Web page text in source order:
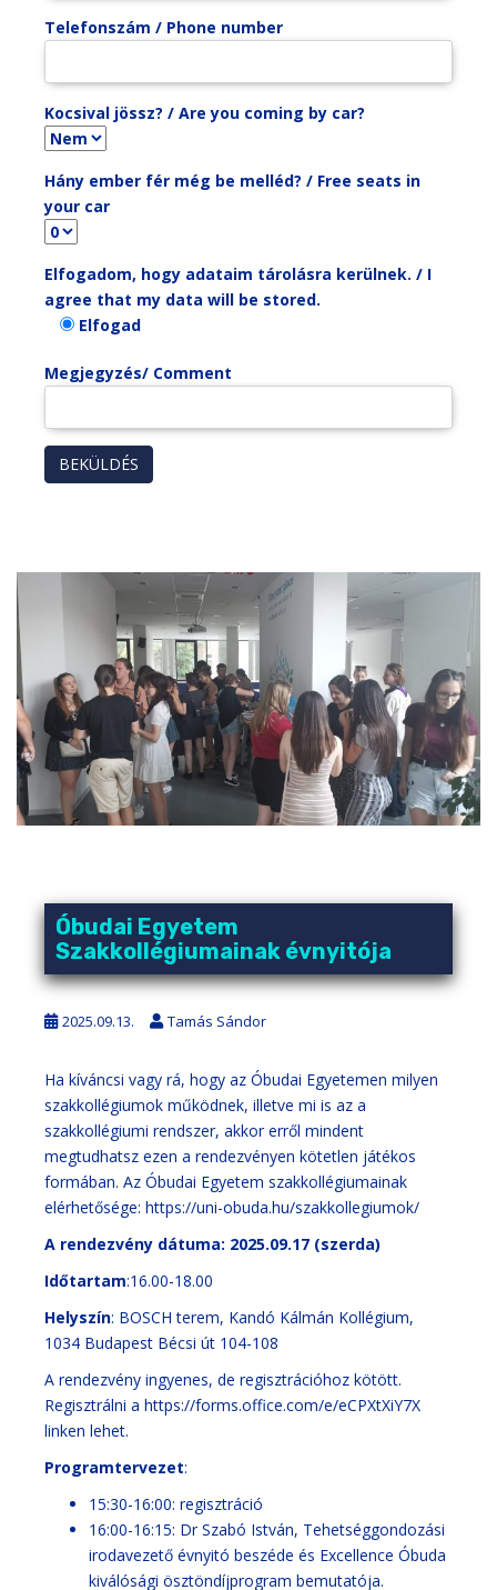
Telefonszám / Phone number
Kocsival jössz? / Are you coming by car?
Hány ember fér még be melléd? / Free seats in
your car
Elfogadom, hogy adataim tárolásra kerülnek. / I
agree that my data will be stored.
Elfogad
Megjegyzés/ Comment
Óbudai Egyetem
Szakkollégiumainak évnyitója
2025.09.13. Tamás Sándor
Ha kíváncsi vagy rá, hogy az Óbudai Egyetemen milyen
szakkollégiumok működnek, illetve mi is az a
szakkollégiumi rendszer, akkor erről mindent
megtudhatsz ezen a rendezvényen kötetlen játékos
formában. Az Óbudai Egyetem szakkollégiumainak
elérhetősége: https://uni-obuda.hu/szakkollegiumok/
A rendezvény dátuma: 2025.09.17 (szerda)
Időtartam:16.00-18.00
Helyszín: BOSCH terem, Kandó Kálmán Kollégium,
1034 Budapest Bécsi út 104-108
A rendezvény ingyenes, de regisztrációhoz kötött.
Regisztrálni a https://forms.office.com/e/eCPXtXiY7X
linken lehet.
Programtervezet:
15:30-16:00: regisztráció
16:00-16:15: Dr Szabó István, Tehetséggondozási
irodavezető évnyitó beszéde és Excellence Óbuda
kiválósági ösztöndíjprogram bemutatója.